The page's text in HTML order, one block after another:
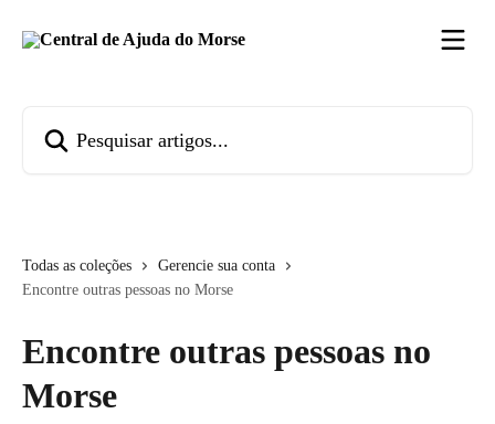
Todas as coleções
Gerencie sua conta
Encontre outras pessoas no Morse
Encontre outras pessoas no
Morse